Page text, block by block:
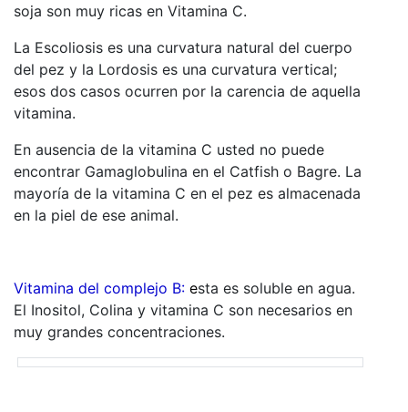
soja son muy ricas en Vitamina C.
La Escoliosis es una curvatura natural del cuerpo
del pez y la Lordosis es una curvatura vertical;
esos dos casos ocurren por la carencia de aquella
vitamina.
En ausencia de la vitamina C usted no puede
encontrar Gamaglobulina en el Catfish o Bagre. La
mayoría de la vitamina C en el pez es almacenada
en la piel de ese animal.
Vitamina del complejo B: esta es soluble en agua.
El Inositol, Colina y vitamina C son necesarios en
muy grandes concentraciones.